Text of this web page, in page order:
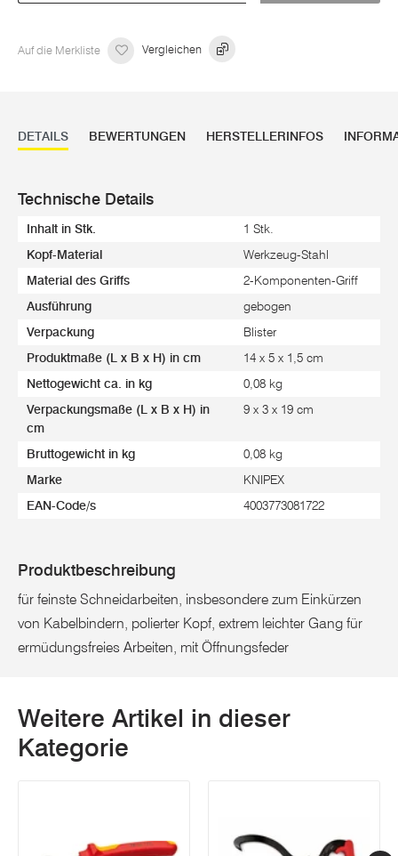
Auf die Merkliste Vergleichen
DETAILS BEWERTUNGEN HERSTELLERINFOS
Technische Details
Inhalt in Stk. 1 Stk.
Kopf-Material Werkzeug-Stahl
Material des Griffs 2-Komponenten-Griff
Ausführung gebogen
Verpackung Blister
Produktmaße (L x B x H) in cm 14 x 5 x 1,5 cm
Nettogewicht ca. in kg 0,08 kg
Verpackungsmaße (L x B x H) in
cm
9 x 3 x 19 cm
Bruttogewicht in kg 0,08 kg
Marke KNIPEX
EAN-Code/s 4003773081722
Produktbeschreibung
für feinste Schneidarbeiten, insbesondere zum Einkürzen
von Kabelbindern, polierter Kopf, extrem leichter Gang für
ermüdungsfreies Arbeiten, mit Öffnungsfeder
Weitere Artikel in dieser
Kategorie